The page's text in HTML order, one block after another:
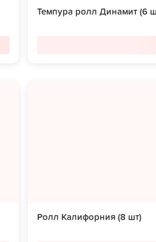
Темпура ролл Динамит (6
Ролл Калифорния (8 шт)